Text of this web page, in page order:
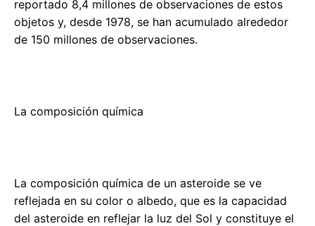
reportado 8,4 millones de observaciones de estos
objetos y, desde 1978, se han acumulado alrededor
de 150 millones de observaciones.
La composición química
La composición química de un asteroide se ve
reflejada en su color o albedo, que es la capacidad
del asteroide en reflejar la luz del Sol y constituye el